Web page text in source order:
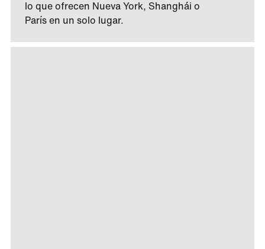
lo que ofrecen Nueva York, Shanghái o
París en un solo lugar.